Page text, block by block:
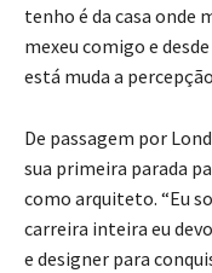
tenho é da casa onde
mexeu comigo e
está muda a
De passagem por
sua primeira parada
como arquiteto. “Eu
carreira inteira eu
e designer para